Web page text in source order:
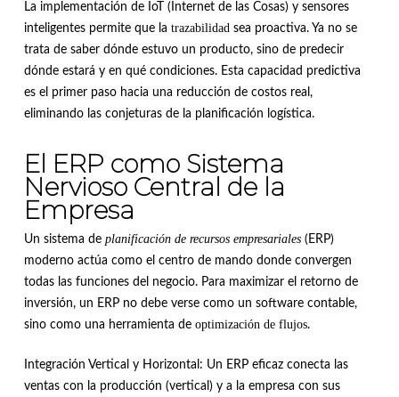
La implementación de IoT (Internet de las Cosas) y sensores
inteligentes permite que la trazabilidadsea proactiva. Ya no se
trata de saber dónde estuvo un producto, sino de predecir
dónde estará y en qué condiciones. Esta capacidad predictiva
es el primer paso hacia una reducción de costos real,
eliminando las conjeturas de la planificación logística.
El ERP como Sistema
Nervioso Central de la
Empresa
Un sistema de planificación de recursos empresariales(ERP)
moderno actúa como el centro de mando donde convergen
todas las funciones del negocio. Para maximizar el retorno de
inversión, un ERP no debe verse como un software contable,
sino como una herramienta de optimización de flujos.
Integración Vertical y Horizontal: Un ERP eficaz conecta las
ventas con la producción (vertical) y a la empresa con sus